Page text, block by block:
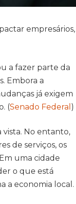
empresários,
a fazer parte da
Embora a
já exigem
(Senado Federal )
vista. No entanto,
de serviços, os
uma cidade
o que está
a economia local.